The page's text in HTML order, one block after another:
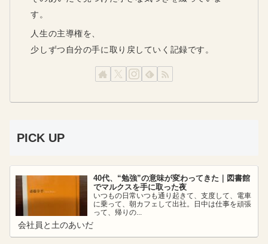
す。
人生の主導権を、
少しずつ自分の手に取り戻していく記録です。
PICK UP
40代、“勉強”の意味が変わってきた｜図書館
でマルクスを手に取った夜
いつもの日常いつも通り起きて、支度して、電車
に乗って、朝カフェして出社。日中は仕事を頑張
って、帰りの...
会社員と土のあいだ